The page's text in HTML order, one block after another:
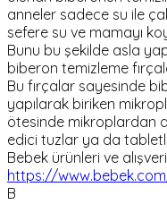
anneler sadece su ile
sefere su ve mamayı
Bunu bu şekilde asla
biberon temizleme
Bu fırçalar sayesinde
yapılarak biriken
ötesinde mikroplardan
edici tuzlar ya da
Bebek ürünleri ve
https://
B